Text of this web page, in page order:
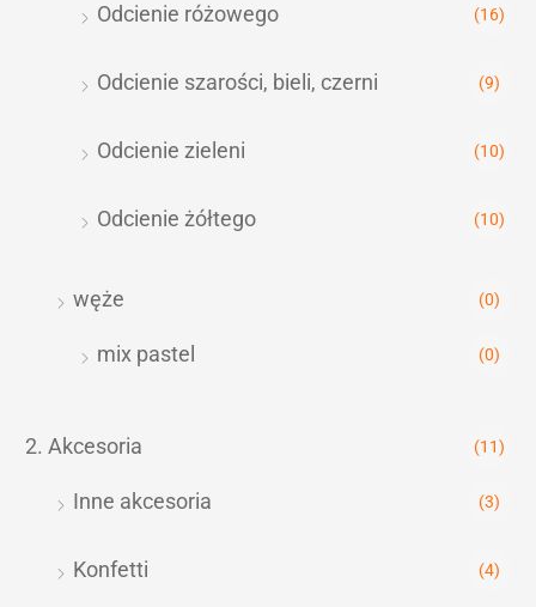
Odcienie różowego (16)
Odcienie szarości, bieli, czerni (9)
Odcienie zieleni (10)
Odcienie żółtego (10)
węże (0)
mix pastel (0)
2. Akcesoria (11)
Inne akcesoria (3)
Konfetti (4)